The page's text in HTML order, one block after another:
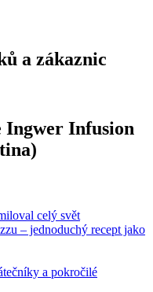
a zákaznic
Ingwer Infusion
celý svět
– jednoduchý recept jako
a pokročilé